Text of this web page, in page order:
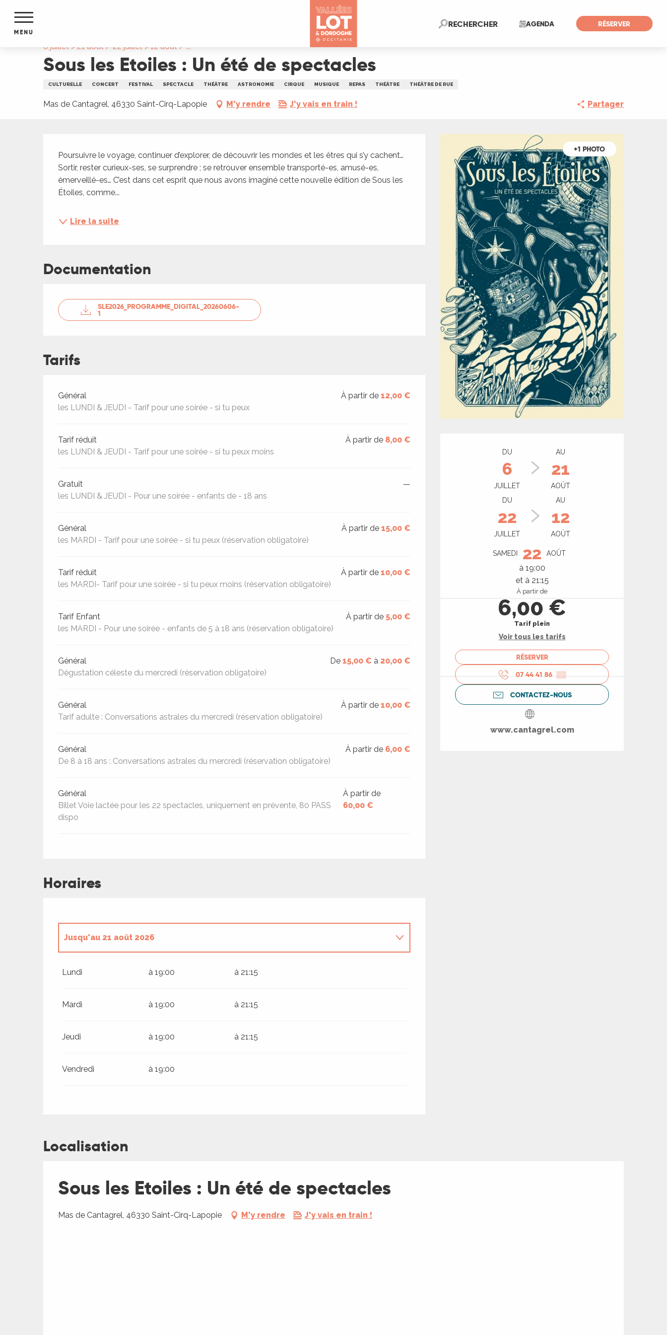
contenu
AGENDA RÉSERVER
RECHERCHERRecherche
MENU
6 juillet > 21 août / 22 juillet > 12 août / ...
Sous les Etoiles : Un été de spectacles
CULTURELLE CONCERT FESTIVAL SPECTACLE THÉÂTRE ASTRONOMIE CIRQUE MUSIQUE REPAS THÉÂTRE THÉÂTRE DE RUE
Mas de Cantagrel, 46330 Saint-Cirq-Lapopie M'y rendre J'y vais en train ! Partager
+1 PHOTO
Ouverture et
DU
6
JUILLET
AU
21
AOÛT
DU
22
JUILLET
AU
12
AOÛT
SAMEDI 22 AOÛT
à 19:00
et à 21:15
À partir de
6,00 €
Tarif plein
Voir tous les tarifs
RÉSERVER
07 44 41 86 ▒▒
CONTACTEZ-NOUS
www.cantagrel.com
Description
Poursuivre le voyage, continuer d’explorer, de découvrir les mondes et les êtres qui s’y cachent…
Sortir, rester curieux-ses, se surprendre ; se retrouver ensemble transporté-es, amusé-es,
émerveillé-es… C’est dans cet esprit que nous avons imaginé cette nouvelle édition de Sous les
Étoiles, comme...
Lire la suite
Documentation
SLE2026_PROGRAMME_DIGITAL_20260606-
1
Tarifs
Tarifs 2026
Général
les LUNDI & JEUDI - Tarif pour une soirée - si tu peux
À partir de12,00 €
Tarif réduit
les LUNDI & JEUDI - Tarif pour une soirée - si tu peux moins
À partir de 8,00 €
Gratuit
les LUNDI & JEUDI - Pour une soirée - enfants de - 18 ans
—
Général
les MARDI - Tarif pour une soirée - si tu peux (réservation obligatoire)
À partir de15,00 €
Tarif réduit
les MARDI- Tarif pour une soirée - si tu peux moins (réservation obligatoire)
À partir de10,00 €
Tarif Enfant
les MARDI - Pour une soirée - enfants de 5 à 18 ans (réservation obligatoire)
À partir de 5,00 €
Général
Dégustation céleste du mercredi (réservation obligatoire)
De15,00 € à 20,00 €
Général
Tarif adulte : Conversations astrales du mercredi (réservation obligatoire)
À partir de10,00 €
Général
De 8 à 18 ans : Conversations astrales du mercredi (réservation obligatoire)
À partir de 6,00 €
Général
Billet Voie lactée pour les 22 spectacles, uniquement en prévente, 80 PASS
dispo
À partir de
60,00 €
Horaires
Jusqu'au 21 août 2026
Lundi à 19:00 à 21:15
Mardi à 19:00 à 21:15
Jeudi à 19:00 à 21:15
Vendredi à 19:00
Localisation
Sous les Etoiles : Un été de spectacles
Mas de Cantagrel, 46330 Saint-Cirq-Lapopie M'y rendre J'y vais en train !